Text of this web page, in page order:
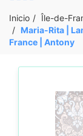
Inicio Île-de-
Maria-Rita |
France | Antony